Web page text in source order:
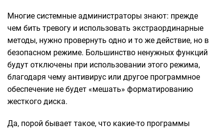
Многие системные администраторы знают: прежде
чем бить тревогу и использовать экстраординарные
методы, нужно провернуть одно и то же действие, но в
безопасном режиме. Большинство ненужных функций
будут отключены при использовании этого режима,
благодаря чему антивирус или другое программное
обеспечение не будет «мешать» форматированию
жесткого диска.
Да, порой бывает такое, что какие-то программы